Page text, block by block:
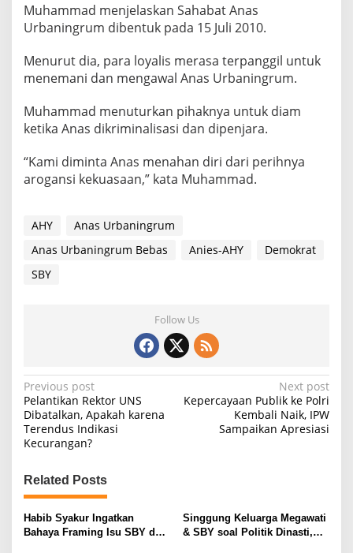
a
l
Muhammad menjelaskan Sahabat Anas
Urbaningrum dibentuk pada 15 Juli 2010.
Menurut dia, para loyalis merasa terpanggil untuk
menemani dan mengawal Anas Urbaningrum.
Muhammad menuturkan pihaknya untuk diam
ketika Anas dikriminalisasi dan dipenjara.
“Kami diminta Anas menahan diri dari perihnya
arogansi kekuasaan,” kata Muhammad.
AHY
Anas Urbaningrum
Anas Urbaningrum Bebas
Anies-AHY
Demokrat
SBY
Follow Us
P
o
s
n
a
v
Previous post
Pelantikan Rektor UNS
Dibatalkan, Apakah karena
Terendus Indikasi
Kecurangan?
Next post
Kepercayaan Publik ke Polri
Kembali Naik, IPW
Sampaikan Apresiasi
Related Posts
Habib Syakur Ingatkan
Bahaya Framing Isu SBY dan
Singgung Keluarga Megawati
& SBY soal Politik Dinasti,